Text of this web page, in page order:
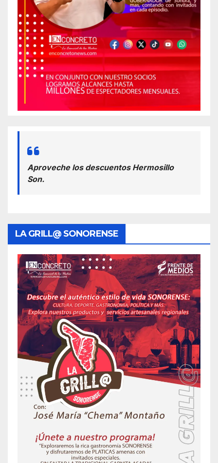
Aproveche los descuentos Hermosillo
Son.
LA GRILL@ SONORENSE